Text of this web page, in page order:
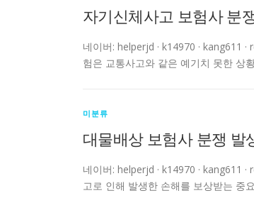
자기신체사고 보험사 분
네이버: helperjd · k14970 · kang611
험은 교통사고와 같은 예기치 못한 상
미분류
대물배상 보험사 분쟁 발
네이버: helperjd · k14970 · kang611
고로 인해 발생한 손해를 보상받는 중